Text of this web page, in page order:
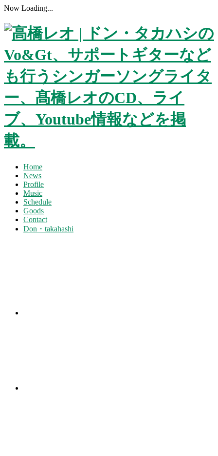
Now Loading...
Home
News
Profile
Music
Schedule
Goods
Contact
Don・takahashi